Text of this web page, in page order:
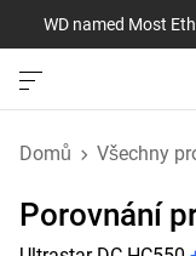
WD named Most
Domů Všechny
Porovnání